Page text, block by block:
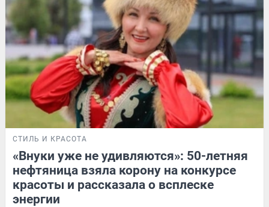
СТИЛЬ И КРАСОТА
«Внуки уже не удивляются»: 50-летняя
нефтяница взяла корону на конкурсе
красоты и рассказала о всплеске
энергии